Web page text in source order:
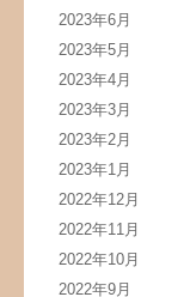
2023年6月
2023年5月
2023年4月
2023年3月
2023年2月
2023年1月
2022年12月
2022年11月
2022年10月
2022年9月